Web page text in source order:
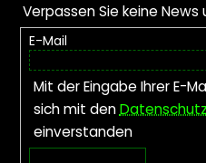
Verpassen Sie keine
E-Mail
Mit der Eingabe Ihrer E-
sich mit den
einverstanden